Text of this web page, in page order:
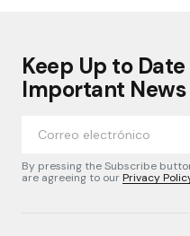
Keep Up to
Important News
By pressing the Subscribe
are agreeing to ourPrivacy